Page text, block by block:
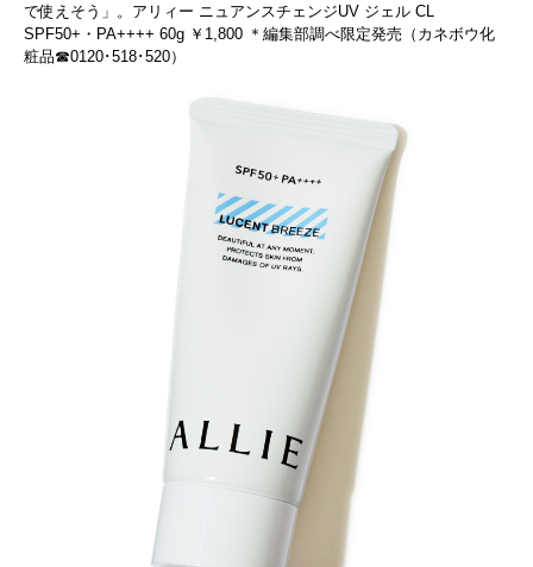
で使えそう」。アリィー ニュアンスチェンジUV ジェル CL
SPF50+・PA++++ 60g ￥1,800 ＊編集部調べ限定発売（カネボウ化
粧品☎0120･518･520）